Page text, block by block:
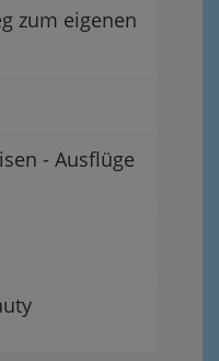
zum eigenen
- Ausflüge